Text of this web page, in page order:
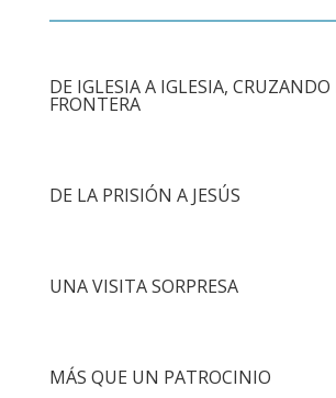
DE IGLESIA A IGLESIA, CRUZANDO
FRONTERA
DE LA PRISIÓN A JESÚS
UNA VISITA SORPRESA
MÁS QUE UN PATROCINIO